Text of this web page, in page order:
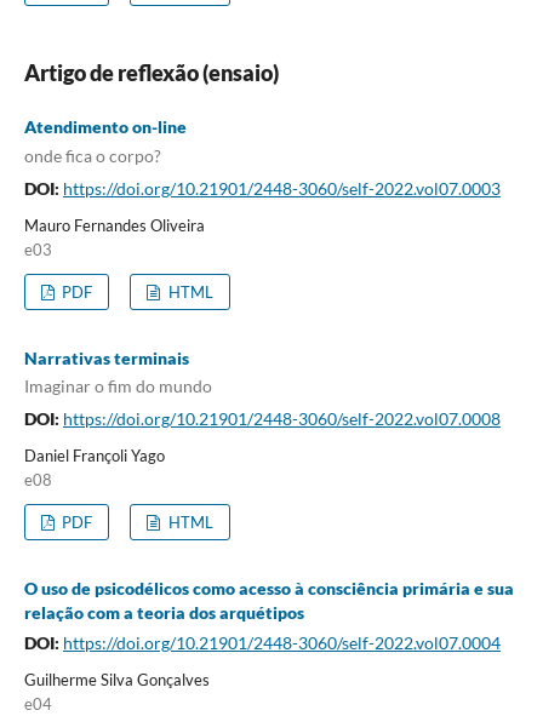
Artigo de reflexão (ensaio)
Atendimento on-line
onde fica o corpo?
DOI: https://doi.org/10.21901/2448-3060/self-2022.vol07.0003
Mauro Fernandes Oliveira
e03
PDF HTML
Narrativas terminais
Imaginar o fim do mundo
DOI: https://doi.org/10.21901/2448-3060/self-2022.vol07.0008
Daniel Françoli Yago
e08
PDF HTML
O uso de psicodélicos como acesso à consciência primária e sua
relação com a teoria dos arquétipos
DOI: https://doi.org/10.21901/2448-3060/self-2022.vol07.0004
Guilherme Silva Gonçalves
e04